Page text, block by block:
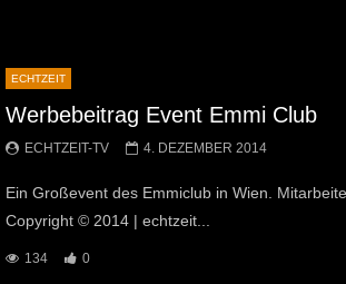
ECHTZEIT
Werbebeitrag Event Emmi Club
ECHTZEIT-TV 4. DEZEMBER 2014
Ein Großevent des Emmiclub in Wien.
Copyright © 2014 | echtzeit...
134 0